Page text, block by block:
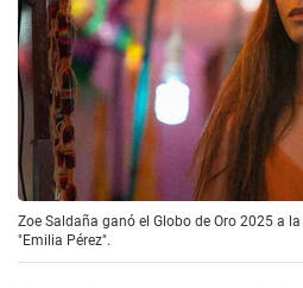
Zoe Saldaña ganó el Globo de Oro 2025 a
"Emilia Pérez".